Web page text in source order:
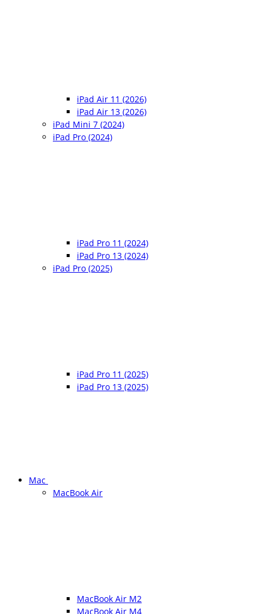
iPad Air 11 (2026)
iPad Air 13 (2026)
iPad Mini 7 (2024)
iPad Pro (2024)
iPad Pro 11 (2024)
iPad Pro 13 (2024)
iPad Pro (2025)
iPad Pro 11 (2025)
iPad Pro 13 (2025)
Mac
MacBook Air
MacBook Air M2
MacBook Air M4